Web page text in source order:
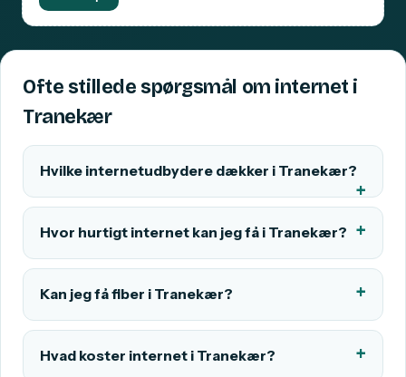
Ofte stillede spørgsmål om internet i
Tranekær
Hvilke internetudbydere dækker i Tranekær?
Hvor hurtigt internet kan jeg få i Tranekær?
Kan jeg få fiber i Tranekær?
Hvad koster internet i Tranekær?